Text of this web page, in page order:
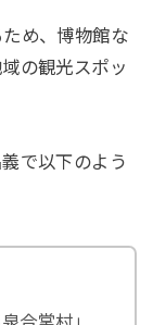
め、博物館な
の観光スポッ
で以下のよう